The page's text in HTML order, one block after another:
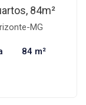
84m²
MG
84 m²